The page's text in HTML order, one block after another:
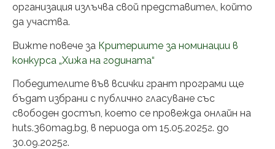
организация излъчва свой представител, който
да участва.
Вижте повече за Критериите за номинации в
конкурса „Хижа на годината“
​​Победителите във всички грант програми ще
бъдат избрани с публично гласуване със
свободен достъп, което се провежда онлайн на
huts.360mag.bg, в периода от 15.05.2025г. до
30.09.2025г.